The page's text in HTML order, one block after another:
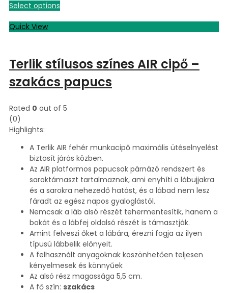
Select options
Quick View
Terlik stílusos színes AIR cipő –
szakács papucs
Rated 0 out of 5
(0)
Highlights:
A Terlik AIR fehér munkacipő maximális ütéselnyelést
biztosít járás közben.
Az AIR platformos papucsok párnázó rendszert és
saroktámaszt tartalmaznak, ami enyhíti a lábujjakra
és a sarokra nehezedő hatást, és a lábad nem lesz
fáradt az egész napos gyaloglástól.
Nemcsak a láb alsó részét tehermentesítik, hanem a
bokát és a lábfej oldalsó részét is támasztják.
Amint felveszi őket a lábára, érezni fogja az ilyen
típusú lábbelik előnyeit.
A felhasznált anyagoknak köszönhetően teljesen
kényelmesek és könnyűek
Az alsó rész magassága 5,5 cm.
A fő szín: szakács